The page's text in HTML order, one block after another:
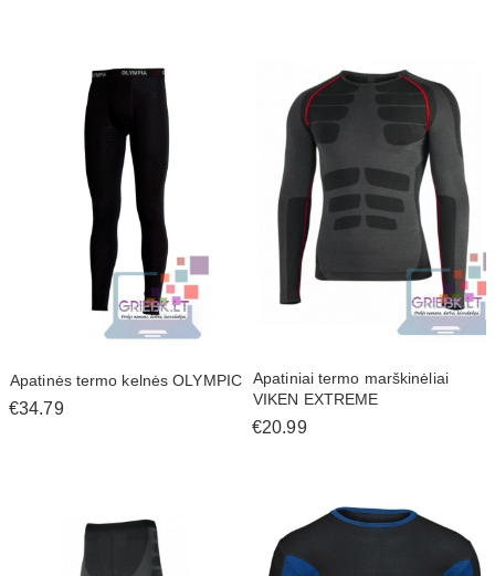
Apatinės termo kelnės OLYMPIC
€34.79
Apatiniai termo marškinėliai
VIKEN EXTREME
€20.99